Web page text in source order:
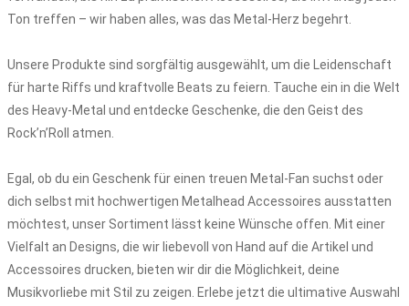
Ton treffen – wir haben alles, was das Metal-Herz begehrt.
Unsere Produkte sind sorgfältig ausgewählt, um die Leidenschaft
für harte Riffs und kraftvolle Beats zu feiern. Tauche ein in die Welt
des Heavy-Metal und entdecke Geschenke, die den Geist des
Rock’n’Roll atmen.
Egal, ob du ein Geschenk für einen treuen Metal-Fan suchst oder
dich selbst mit hochwertigen Metalhead Accessoires ausstatten
möchtest, unser Sortiment lässt keine Wünsche offen. Mit einer
Vielfalt an Designs, die wir liebevoll von Hand auf die Artikel und
Accessoires drucken, bieten wir dir die Möglichkeit, deine
Musikvorliebe mit Stil zu zeigen. Erlebe jetzt die ultimative Auswahl